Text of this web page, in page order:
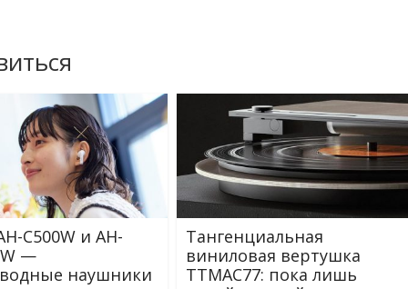
C500W и AH-
—
наушники
Тангенциальная
виниловая вертушка
TTMAC77: пока лишь